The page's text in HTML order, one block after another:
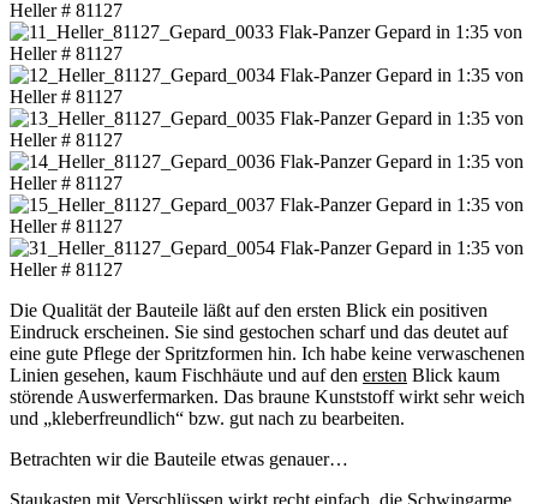
Die Qualität der Bauteile läßt auf den ersten Blick ein positiven
Eindruck erscheinen. Sie sind gestochen scharf und das deutet auf
eine gute Pflege der Spritzformen hin. Ich habe keine verwaschenen
Linien gesehen, kaum Fischhäute und auf den ersten Blick kaum
störende Auswerfermarken. Das braune Kunststoff wirkt sehr weich
und „kleberfreundlich“ bzw. gut nach zu bearbeiten.
Betrachten wir die Bauteile etwas genauer…